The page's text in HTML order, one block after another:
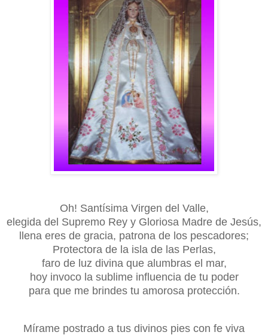
Oh! Santísima Virgen del Valle,
elegida del Supremo Rey y Gloriosa Madre de Jesús,
llena eres de gracia, patrona de los pescadores;
Protectora de la isla de las Perlas,
faro de luz divina que alumbras el mar,
hoy invoco la sublime influencia de tu poder
para que me brindes tu amorosa protección.
Mírame postrado a tus divinos pies con fe viva